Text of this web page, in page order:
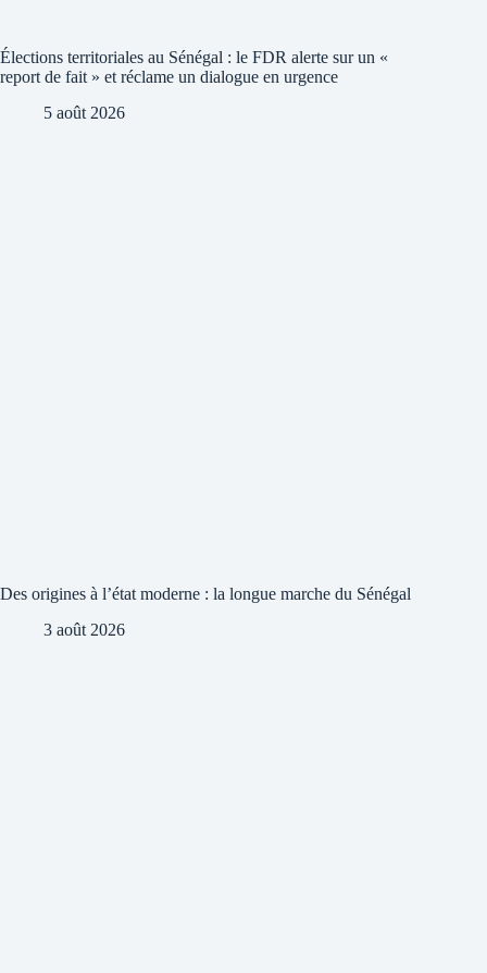
Élections territoriales au Sénégal : le FDR alerte sur un «
report de fait » et réclame un dialogue en urgence
5 août 2026
Des origines à l’état moderne : la longue marche du Sénégal
3 août 2026